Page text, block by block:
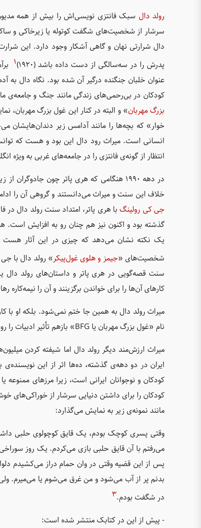
رولد دال سبک فانتزی نویسی‌اش را بیش از همه
سرشار از شخصیت‌های شگفت کوتوله یا زیرخاکی و
دال شرارتی نهان و گاهی آشکار وجود دارد. این
پدرش را در سه‌سالگی از دست داده باشد (۱۹۲۰)
۱
عنوان خلبان جنگنده درگیر آن شده بود. نگاه دال به
کودکان در بی‌رحمی‌های زندگی مانند جنگ و
بزرگ مهربان» و البته در کنار این غول بزرگ
خوار» که بچه‌ها را مانند آدامس زیر دندان‌هایشان
انسانی است. میراث رود دال این بود و هست که
انتظار از گونه‌ی فانتزی را در جامعه‌های غربی به ویژه
در دهه ۱۹۹۰ هنگامی که هری پاتر چون
خلاف این سنت و میراث می‌دانستند و گروهی آن را
جی کی رولینگ
یک نکته نشان می‌دهد که چیزی در این آثار هست
شخصیت‌های «جیمز و هلوی غول‌پیکر» رولد دال با
سنت قصه‌گویی در هری پاتر و داستان‌های رولد دال
کارهای آن‌ها را برای خواندن برگزینند و آن را
میراث رولد دال به همین جا ختم نمی‌شود. بلکه او با
نام «غول بزرگ مهربان یا BFG» بازهم تأثیر ادبیات را روی این صنعت و چشم‌اندازهای تازه در به‌کارگیری تکنیک‌های سینمایی نشان می‌دهد.
میراث ارزش‌مند دیگر رولد دال اما شیفته کردن
ایران در دو دهه‌ی گذشته، ده‌ها اثر از این
کودکان و نوجوانان ایرانی است، زیرا مرزهای
کودکان را برای داشتن دنیایی سرشار از
مانند نمونه‌ی زیر به نمایش می‌گذارد:
وقتی پسری کوچک بودم، یک قایق کوچولوی حلبی
می‌رفتم با آن قایق حلبی بازی می‌کردم. یک روز
پس از این قضیه وقتی در وان حمام دراز می‌کشیدم
بدنم پر از آب می‌شود و من غرق می‌شوم یا می‌میرم. ولی
در شگفت بودم.۳
- پیش از این در کتابک منتشر شده است: